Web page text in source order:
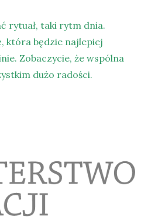
rytuał, taki rytm dnia.
która będzie najlepiej
Zobaczycie, że wspólna
dużo radości.